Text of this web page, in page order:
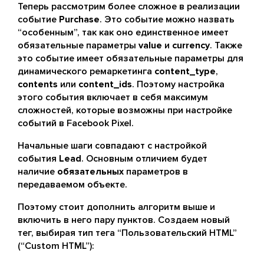
Теперь рассмотрим более сложное в реализации
событие Purchase. Это событие можно назвать
“особенным”, так как оно единственное имеет
обязательные параметры value и currency. Также
это событие имеет обязательные параметры для
динамического ремаркетинга content_type,
contents или content_ids. Поэтому настройка
этого события включает в себя максимум
сложностей, которые возможны при настройке
событий в Facebook Pixel.
Начальные шаги совпадают с настройкой
события Lead. Основным отличием будет
наличие обязательных параметров в
передаваемом объекте.
Поэтому стоит дополнить алгоритм выше и
включить в него пару пунктов. Создаем новый
тег, выбирая тип тега “Пользовательский HTML”
(“Custom HTML”):